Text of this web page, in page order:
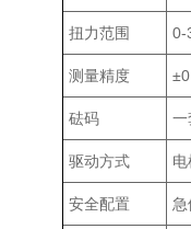
扭力范围 0-
测量精度
砝码 一
驱动方式
安全配置